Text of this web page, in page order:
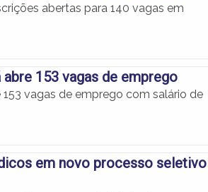
abertas para 140 vagas em
153 vagas de emprego
vagas de emprego com salário de
em novo processo